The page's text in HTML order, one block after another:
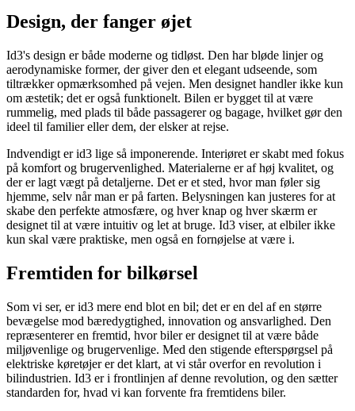
Design, der fanger øjet
Id3's design er både moderne og tidløst. Den har bløde linjer og
aerodynamiske former, der giver den et elegant udseende, som
tiltrækker opmærksomhed på vejen. Men designet handler ikke kun
om æstetik; det er også funktionelt. Bilen er bygget til at være
rummelig, med plads til både passagerer og bagage, hvilket gør den
ideel til familier eller dem, der elsker at rejse.
Indvendigt er id3 lige så imponerende. Interiøret er skabt med fokus
på komfort og brugervenlighed. Materialerne er af høj kvalitet, og
der er lagt vægt på detaljerne. Det er et sted, hvor man føler sig
hjemme, selv når man er på farten. Belysningen kan justeres for at
skabe den perfekte atmosfære, og hver knap og hver skærm er
designet til at være intuitiv og let at bruge. Id3 viser, at elbiler ikke
kun skal være praktiske, men også en fornøjelse at være i.
Fremtiden for bilkørsel
Som vi ser, er id3 mere end blot en bil; det er en del af en større
bevægelse mod bæredygtighed, innovation og ansvarlighed. Den
repræsenterer en fremtid, hvor biler er designet til at være både
miljøvenlige og brugervenlige. Med den stigende efterspørgsel på
elektriske køretøjer er det klart, at vi står overfor en revolution i
bilindustrien. Id3 er i frontlinjen af denne revolution, og den sætter
standarden for, hvad vi kan forvente fra fremtidens biler.